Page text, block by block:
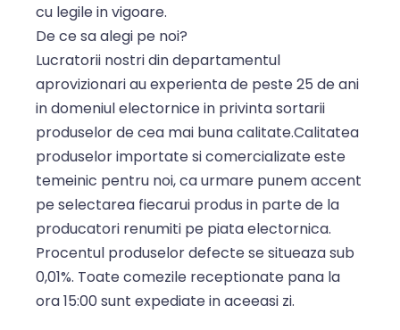
cu legile in vigoare.
De ce sa alegi pe noi?
Lucratorii nostri din departamentul
aprovizionari au experienta de peste 25 de ani
in domeniul electornice in privinta sortarii
produselor de cea mai buna calitate.Calitatea
produselor importate si comercializate este
temeinic pentru noi, ca urmare punem accent
pe selectarea fiecarui produs in parte de la
producatori renumiti pe piata electornica.
Procentul produselor defecte se situeaza sub
0,01%. Toate comezile receptionate pana la
ora 15:00 sunt expediate in aceeasi zi.